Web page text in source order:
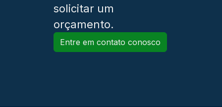
solicitar um
orçamento.
Entre em contato conosco